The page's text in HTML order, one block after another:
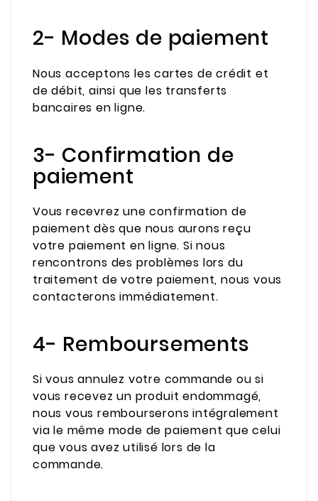
2- Modes de paiement
Nous acceptons les cartes de crédit et
de débit, ainsi que les transferts
bancaires en ligne.
3- Confirmation de
paiement
Vous recevrez une confirmation de
paiement dès que nous aurons reçu
votre paiement en ligne. Si nous
rencontrons des problèmes lors du
traitement de votre paiement, nous vous
contacterons immédiatement.
4- Remboursements
Si vous annulez votre commande ou si
vous recevez un produit endommagé,
nous vous rembourserons intégralement
via le même mode de paiement que celui
que vous avez utilisé lors de la
commande.